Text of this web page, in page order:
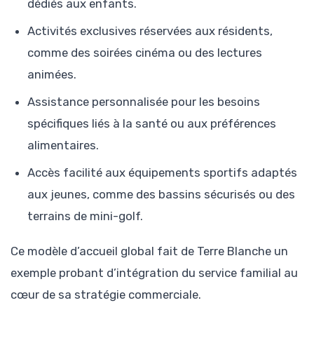
dédiés aux enfants.
Activités exclusives réservées aux résidents,
comme des soirées cinéma ou des lectures
animées.
Assistance personnalisée pour les besoins
spécifiques liés à la santé ou aux préférences
alimentaires.
Accès facilité aux équipements sportifs adaptés
aux jeunes, comme des bassins sécurisés ou des
terrains de mini-golf.
Ce modèle d’accueil global fait de Terre Blanche un
exemple probant d’intégration du service familial au
cœur de sa stratégie commerciale.